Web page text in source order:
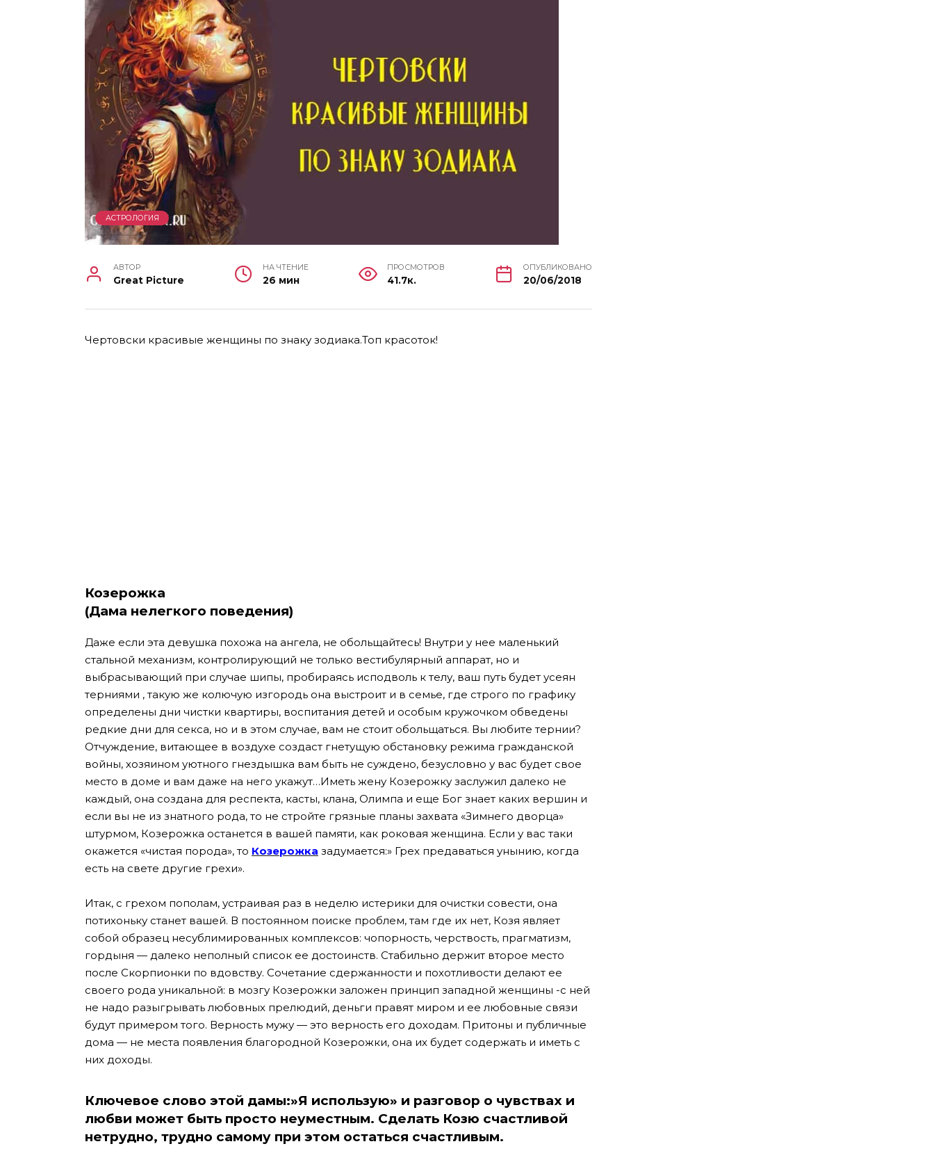
АСТРОЛОГИЯ
АВТОР
Great Picture
НА ЧТЕНИЕ
26 мин
ПРОСМОТРОВ
41.7к.
ОПУБЛИКОВАНО
20/06/2018
Чертовски красивые женщины по знаку зодиака.Топ красоток!
Козерожка
(Дама нелегкого поведения)
Даже если эта девушка похожа на ангела, не обольщайтесь! Внутри у нее маленький
стальной механизм, контролирующий не только вестибулярный аппарат, но и
выбрасывающий при случае шипы, пробираясь исподволь к телу, ваш путь будет усеян
терниями , такую же колючую изгородь она выстроит и в семье, где строго по графику
определены дни чистки квартиры, воспитания детей и особым кружочком обведены
редкие дни для секса, но и в этом случае, вам не стоит обольщаться. Вы любите тернии?
Отчуждение, витающее в воздухе создаст гнетущую обстановку режима гражданской
войны, хозяином уютного гнездышка вам быть не суждено, безусловно у вас будет свое
место в доме и вам даже на него укажут…Иметь жену Козерожку заслужил далеко не
каждый, она создана для респекта, касты, клана, Олимпа и еще Бог знает каких вершин и
если вы не из знатного рода, то не стройте грязные планы захвата «Зимнего дворца»
штурмом, Козерожка останется в вашей памяти, как роковая женщина. Если у вас таки
окажется «чистая порода», то Козерожка задумается:» Грех предаваться унынию, когда
есть на свете другие грехи».
Итак, с грехом пополам, устраивая раз в неделю истерики для очистки совести, она
потихоньку станет вашей. В постоянном поиске проблем, там где их нет, Козя являет
собой образец несублимированных комплексов: чопорность, черствость, прагматизм,
гордыня — далеко неполный список ее достоинств. Стабильно держит второе место
после Скорпионки по вдовству. Сочетание сдержанности и похотливости делают ее
своего рода уникальной: в мозгу Козерожки заложен принцип западной женщины -с ней
не надо разыгрывать любовных прелюдий, деньги правят миром и ее любовные связи
будут примером того. Верность мужу — это верность его доходам. Притоны и публичные
дома — не места появления благородной Козерожки, она их будет содержать и иметь с
них доходы.
Ключевое слово этой дамы:»Я использую» и разговор о чувствах и
любви может быть просто неуместным. Сделать Козю счастливой
нетрудно, трудно самому при этом остаться счастливым.